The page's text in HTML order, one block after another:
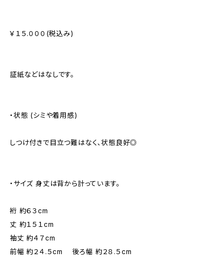
￥１５.０００(税込み)
証紙などはなしです。
・状態 (シミや着用感)
しつけ付きで目立つ難はなく、状態良好◎
・サイズ 身丈は背から計っています。
裄 約６３cm
丈 約１５１cm
袖丈 約４７cm
前幅 約２４.５cm 後ろ幅 約２８.５cm